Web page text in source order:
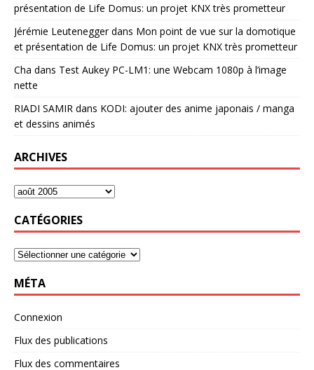
présentation de Life Domus: un projet KNX très prometteur
Jérémie Leuteneggerdans Mon point de vue sur la domotique
et présentation de Life Domus: un projet KNX très prometteur
Cha dans Test Aukey PC-LM1: une Webcam 1080p à l’image
nette
RIADI SAMIR dans KODI: ajouter des anime japonais / manga
et dessins animés
ARCHIVES
CATÉGORIES
MÉTA
Connexion
Flux des publications
Flux des commentaires